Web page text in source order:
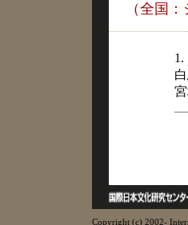
（全国
1.
Copyright (c) 2002-